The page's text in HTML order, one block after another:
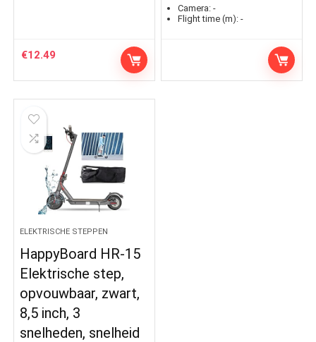
€12.49
Camera: -
Flight time (m): -
ELEKTRISCHE STEPPEN
HappyBoard HR-15
Elektrische step,
opvouwbaar, zwart,
8,5 inch, 3
snelheden, snelheid